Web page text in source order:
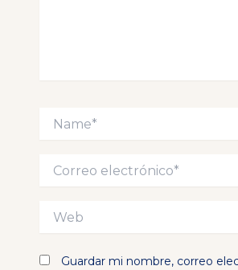
electrónico*
Guardar mi nombre, correo